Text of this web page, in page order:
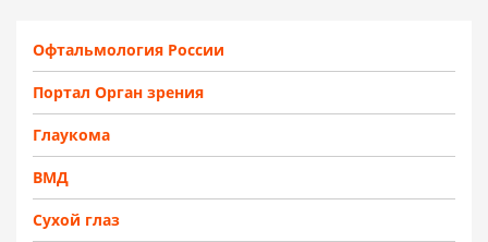
Офтальмология России
Портал Орган зрения
Глаукома
ВМД
Сухой глаз